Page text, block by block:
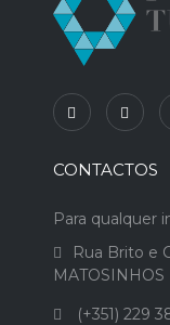
CONTACTOS
Para qualquer
Rua Brito e
MATOSINHOS
(+351) 229